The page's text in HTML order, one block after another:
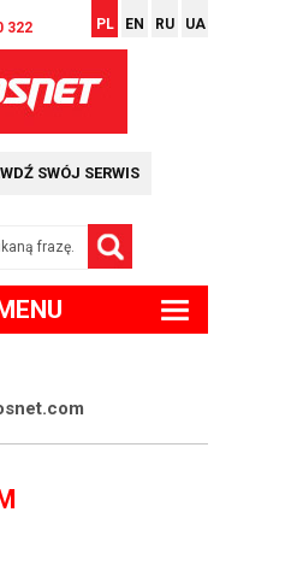
322 PL EN RU UA
SWÓJ SERWIS